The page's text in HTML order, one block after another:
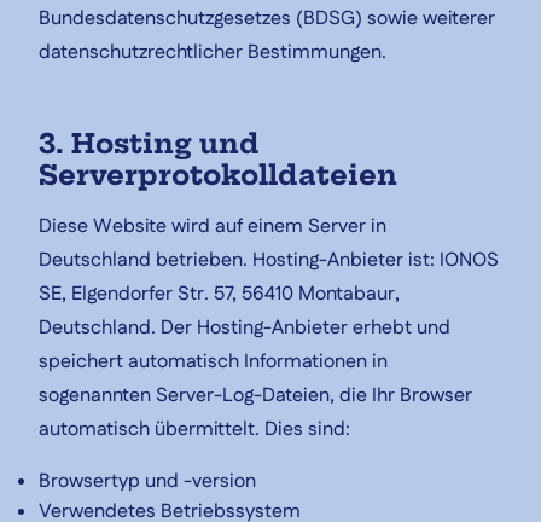
Bundesdatenschutzgesetzes (BDSG) sowie weiterer
datenschutzrechtlicher Bestimmungen.
3. Hosting und
Serverprotokolldateien
Diese Website wird auf einem Server in
Deutschland betrieben. Hosting-Anbieter ist: IONOS
SE, Elgendorfer Str. 57, 56410 Montabaur,
Deutschland. Der Hosting-Anbieter erhebt und
speichert automatisch Informationen in
sogenannten Server-Log-Dateien, die Ihr Browser
automatisch übermittelt. Dies sind:
Browsertyp und -version
Verwendetes Betriebssystem